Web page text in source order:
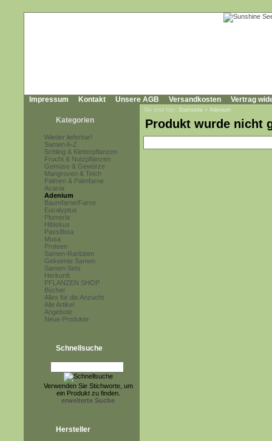
Impressum Kontakt Unsere AGB Versandkosten Vertrag
Kategorien
Wieder lieferbar!
Samen A-Z
Schling & Kletterpflanzen
Frucht & Nutzpflanzen
Gemüse & Gewürze
Mangroven & Teich
Palmen & Palmfarne
Acacia
Adenium
Baumfarne/Farne
Eucalyptus
Plumeria
Hibiskus
Passiflora
Musa
Proteen
Samen-Raritäten
Gekeimte Samen
Samen-Sets
Herkunft
PFLANZEN SHOP
Bücher
Alles für die Anzucht
Alle Artikel
Angebote
Neue Produkte
Schnellsuche
Verwenden Sie Stichworte, um
ein Produkt zu finden.
erweiterte Suche
Hersteller
Sie sind hier: Startseite » Adenium
Produkt wurde nicht